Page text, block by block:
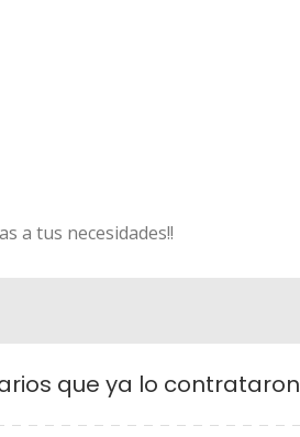
a tus necesidades!!
que ya lo